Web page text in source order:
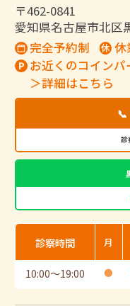
〒462-0841
愛知県名古屋市北区
完全予約制
休
お近くのコイン
＞詳細はこちら
診
診察時間 月
10:00〜19:00 ●